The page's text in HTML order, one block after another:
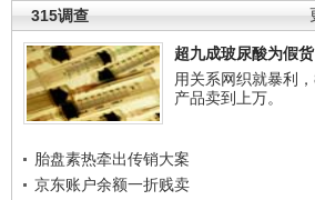
315调查
超九成玻尿酸为假货
用关系网织就暴利
产品卖到上万。
胎盘素热牵出传销大案
京东账户余额一折贱卖